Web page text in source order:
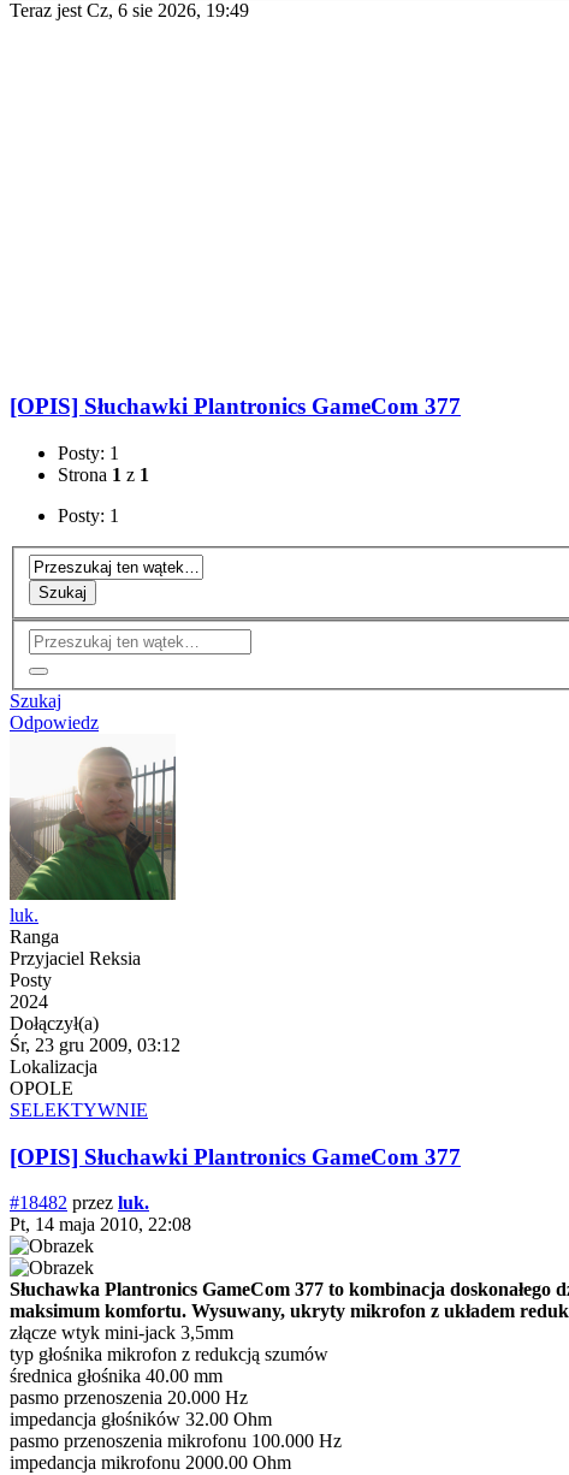
Teraz jest Cz, 6 sie 2026, 19:49
[OPIS] Słuchawki Plantronics GameCom 377
Posty: 1
Strona 1 z 1
Posty: 1
Szukaj
Szukaj
Odpowiedz
luk.
Ranga
Przyjaciel Reksia
Posty
2024
Dołączył(a)
Śr, 23 gru 2009, 03:12
Lokalizacja
OPOLE
SELEKTYWNIE
[OPIS] Słuchawki Plantronics GameCom 377
#18482 przez luk.
Pt, 14 maja 2010, 22:08
Słuchawka Plantronics GameCom 377 to kombinacja
maksimum komfortu. Wysuwany, ukryty mikrofon z układem
złącze wtyk mini-jack 3,5mm
typ głośnika mikrofon z redukcją szumów
średnica głośnika 40.00 mm
pasmo przenoszenia 20.000 Hz
impedancja głośników 32.00 Ohm
pasmo przenoszenia mikrofonu 100.000 Hz
impedancja mikrofonu 2000.00 Ohm